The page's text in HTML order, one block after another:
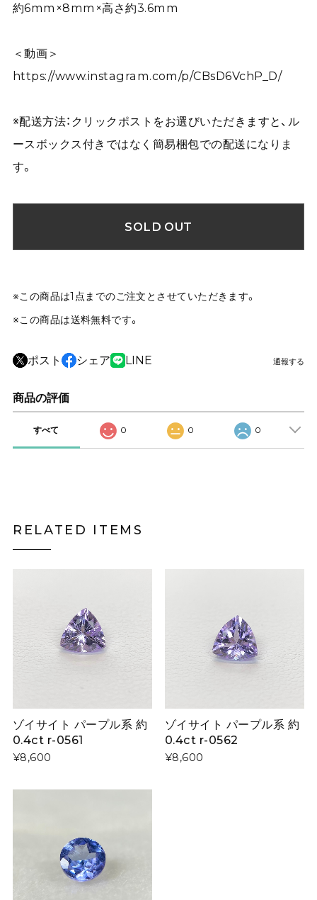
約6mm×8mm×高さ約3.6mm
＜動画＞
https://www.instagram.com/p/CBsD6VchP_D/
※配送方法：クリックポストをお選びいただきますと、ル
ースボックス付きではなく簡易梱包での配送になりま
す。
SOLD OUT
※この商品は1点までのご注文とさせていただきます。
※この商品は送料無料です。
ポスト シェア LINE 通報する
商品の評価
すべて 0 0 0
RELATED ITEMS
ゾイサイト パープル系 約
0.4ct r-0561
¥8,600
ゾイサイト パープル系 約
0.4ct r-0562
¥8,600